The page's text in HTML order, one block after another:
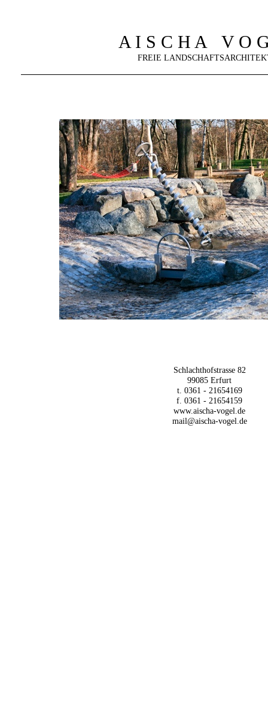
A I S C H A V O
FREIE
Schlachthofstrasse 82
99085 Erfurt
t. 0361 - 21654169
f. 0361 - 21654159
www.aischa-vogel.de
mail@aischa-vogel.de